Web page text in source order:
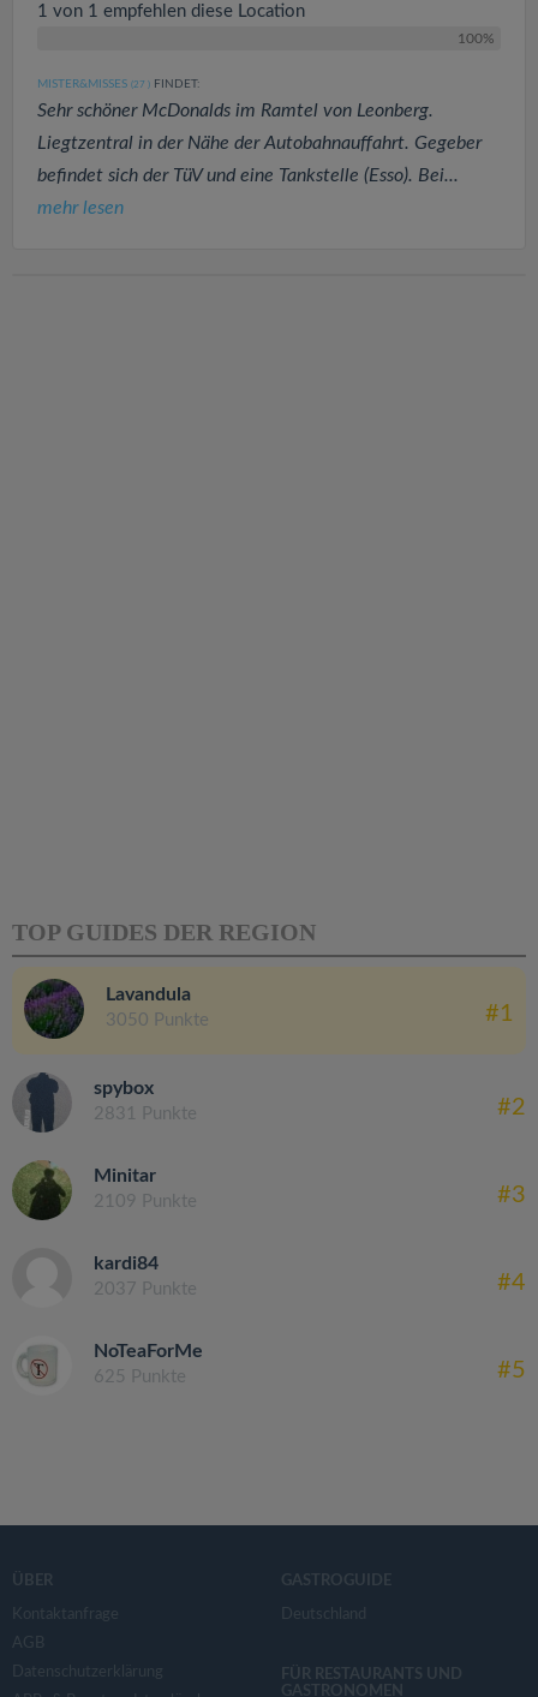
1 von 1 empfehlen diese Location
100%
MISTER&MISSES (27 ) FINDET:
Sehr schöner McDonalds im Ramtel von Leonberg.
Liegtzentral in der Nähe der Autobahnauffahrt. Gegeber
befindet sich der TüV und eine Tankstelle (Esso). Bei...
mehr lesen
TOP GUIDES DER REGION
Lavandula
3050 Punkte #1
spybox
2831 Punkte #2
Minitar
2109 Punkte #3
kardi84
2037 Punkte #4
NoTeaForMe
625 Punkte #5
ÜBER
Kontaktanfrage
AGB
Datenschutzerklärung
GASTROGUIDE
Deutschland
FÜR RESTAURANTS UND
GASTRONOMEN